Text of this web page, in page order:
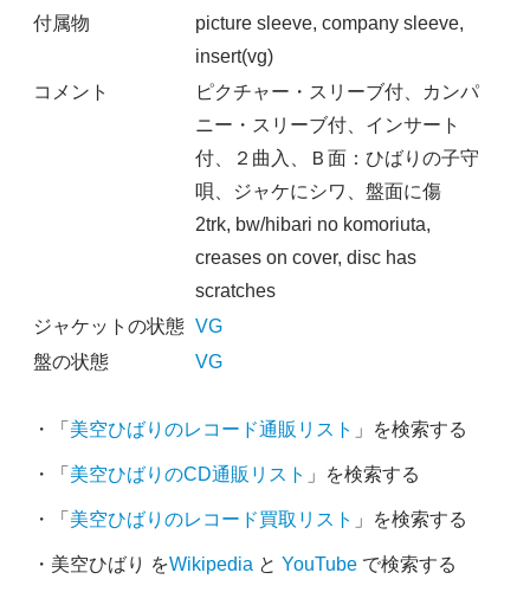
付属物
picture sleeve, company sleeve,
insert(vg)
コメント
ピクチャー・スリーブ付、カンパ
ニー・スリーブ付、インサート
付、２曲入、Ｂ面：ひばりの子守
唄、ジャケにシワ、盤面に傷
2trk, bw/hibari no komoriuta,
creases on cover, disc has
scratches
ジャケットの状態 VG
盤の状態
VG
・「 美空ひばりのレコード通販リスト 」を検索する
・「 美空ひばりのCD通販リスト 」を検索する
・「 美空ひばりのレコード買取リスト 」を検索する
・美空ひばり をWikipedia と YouTubeで検索する